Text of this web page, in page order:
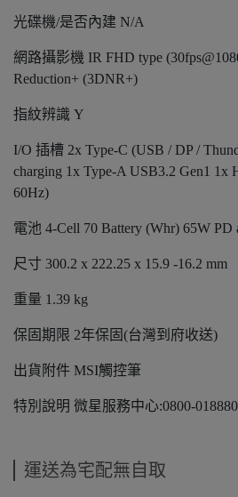
光碟機/是否內建 N/A
網路攝影機 IR FHD type
Reduction+ (3DNR+)
指紋辨識 Y
I/O 插槽 2x Type-C (USB / DP /
charging 1x Type-A USB3.2 Gen1
60Hz)
電池 4-Cell 70 Battery (Whr) 65W PD
尺寸 300.2 x 222.25 x 15.9 -16.2 mm
重量 1.39 kg
保固期限 2年保固(台灣到府收送)
出貨附件 MSI觸控筆
特別說明 微星服務中心:0800-018880
運送為宅配無自取